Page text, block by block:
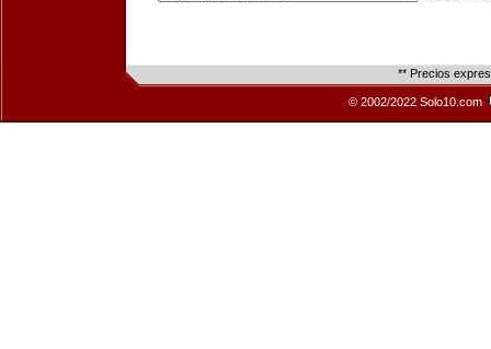
** Precios
© 2002/2022 Solo10.com